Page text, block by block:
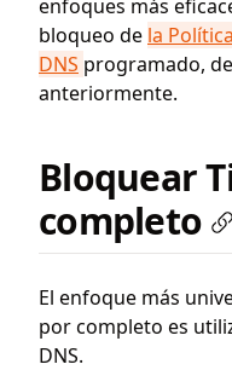
enfoques más
bloqueo de la
DNS programado,
anteriormente.
Bloquear
completo
El enfoque más
por completo es
DNS.